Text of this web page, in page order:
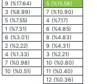
9 (%17.64)
3 (%8.99)
5 (%7.55)
1 (%7.31)
6 (%3.01)
2 (%2.22)
4 (%1.33)
7 (%0.98)
10 (%0.51)
5 (%15.58)
7 (%10.90)
4 (%7.17)
6 (%4.85)
8 (%4.83)
9 (%4.31)
3 (%2.21)
10 (%0.80)
11 (%0.40)
12 (%0.36)